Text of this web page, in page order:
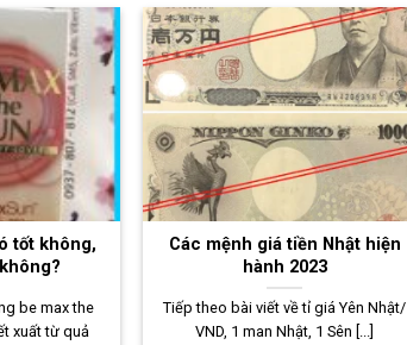
tốt không,
be max the
xuất từ quả
Các mệnh giá tiền Nhật hiện
hành 2023
Tiếp theo bài viết về tỉ giá Yên Nhật/
VND, 1 man Nhật, 1 Sên [...]